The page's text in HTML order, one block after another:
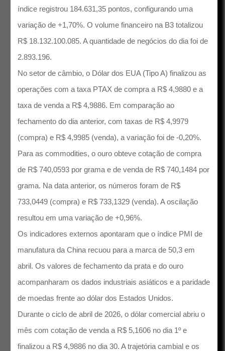
índice registrou 184.631,35 pontos, configurando uma
variação de +1,70%. O volume financeiro na B3 totalizou
R$ 18.132.100.085. A quantidade de negócios do dia foi de
2.893.196.
No setor de câmbio, o Dólar dos EUA (Tipo A) finalizou as
operações com a taxa PTAX de compra a R$ 4,9880 e a
taxa de venda a R$ 4,9886. Em comparação ao
fechamento do dia anterior, com taxas de R$ 4,9979
(compra) e R$ 4,9985 (venda), a variação foi de -0,20%.
Para as commodities, o ouro obteve cotação de compra
de R$ 740,0593 por grama e de venda de R$ 740,1484 por
grama. Na data anterior, os números foram de R$
733,0449 (compra) e R$ 733,1329 (venda). A oscilação
resultou em uma variação de +0,96%.
Os indicadores externos apontaram que o índice PMI de
manufatura da China recuou para a marca de 50,3 em
abril. Os valores de fechamento da prata e do ouro
acompanharam os dados industriais asiáticos e a paridade
de moedas frente ao dólar dos Estados Unidos.
Durante o ciclo de abril de 2026, o dólar comercial abriu o
mês com cotação de venda a R$ 5,1606 no dia 1º e
finalizou a R$ 4,9886 no dia 30. A trajetória cambial e os